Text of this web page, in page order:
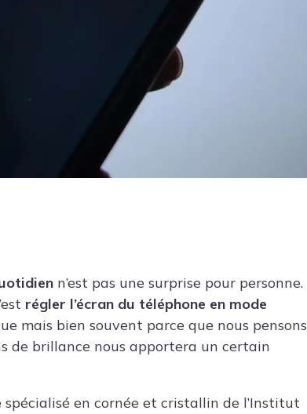
n’est pas une surprise pour personne.
régler l’écran du téléphone en mode
mais bien souvent parce que nous pensons
de brillance nous apportera un certain
en cornée et cristallin de l’Institut